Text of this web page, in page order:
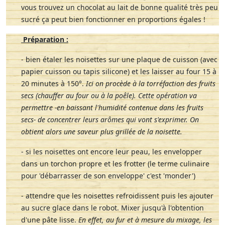
vous trouvez un chocolat au lait de bonne qualité très peu
sucré ça peut bien fonctionner en proportions égales !
Préparation :
- bien étaler les noisettes sur une plaque de cuisson (avec
papier cuisson ou tapis silicone) et les laisser au four 15 à
20 minutes à 150°.Ici on procède à la torréfaction des fruits
secs (chauffer au four ou à la poêle). Cette opération va
permettre -en baissant l'humidité contenue dans les fruits
secs- de concentrer leurs arômes qui vont s'exprimer. On
obtient alors une saveur plus grillée de la noisette.
- si les noisettes ont encore leur peau, les envelopper
dans un torchon propre et les frotter (le terme culinaire
pour 'débarrasser de son enveloppe' c'est 'monder')
- attendre que les noisettes refroidissent puis les ajouter
au sucre glace dans le robot. Mixer jusqu'à l'obtention
d'une pâte lisse.En effet, au fur et à mesure du mixage, les